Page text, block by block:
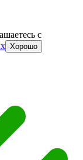
c
Хорошо